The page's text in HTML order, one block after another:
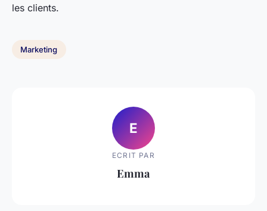
les clients.
Marketing
E
ECRIT PAR
Emma